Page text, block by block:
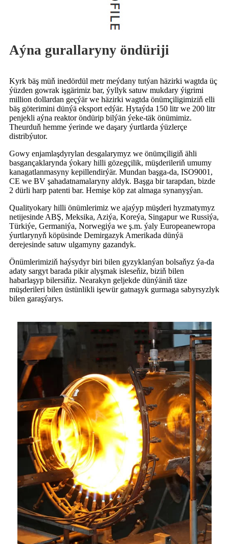
Aýna gurallaryny öndüriji
Kyrk bäş müň inedördül metr meýdany tutýan häzirki wagtda üç
ýüzden gowrak işgärimiz bar, ýyllyk satuw mukdary ýigrimi
million dollardan geçýär we häzirki wagtda önümçiligimiziň elli
bäş göterimini dünýä eksport edýär. Hytaýda 150 litr we 200 litr
penjekli aýna reaktor öndürip bilýän ýeke-täk önümimiz.
Theurduň hemme ýerinde we daşary ýurtlarda ýüzlerçe
distribýutor.
Gowy enjamlaşdyrylan desgalarymyz we önümçiligiň ähli
basgançaklarynda ýokary hilli gözegçilik, müşderileriň umumy
kanagatlanmasyny kepillendirýär. Mundan başga-da, ISO9001,
CE we BV şahadatnamalaryny aldyk. Başga bir tarapdan, bizde
2 dürli harp patenti bar. Hemişe köp zat almaga synanyşýan.
Qualityokary hilli önümlerimiz we ajaýyp müşderi hyzmatymyz
netijesinde ABŞ, Meksika, Aziýa, Koreýa, Singapur we Russiýa,
Türkiýe, Germaniýa, Norwegiýa we ş.m. ýaly Europeanewropa
ýurtlarynyň köpüsinde Demirgazyk Amerikada dünýä
derejesinde satuw ulgamyny gazandyk.
Önümlerimiziň haýsydyr biri bilen gyzyklanýan bolsaňyz ýa-da
adaty sargyt barada pikir alyşmak isleseňiz, biziň bilen
habarlaşyp bilersiňiz. Nearakyn geljekde dünýäniň täze
müşderileri bilen üstünlikli işewür gatnaşyk gurmaga sabyrsyzlyk
bilen garaşýarys.